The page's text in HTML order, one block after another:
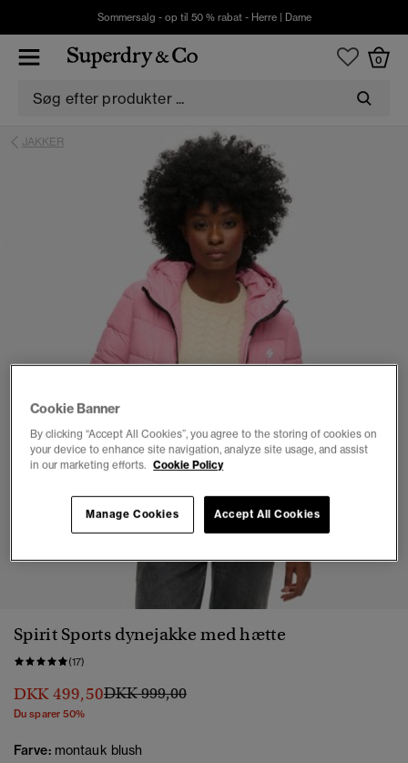
Sommersalg - op til 50 % rabat - Herre| Dame
0
JAKKER
1 2 3 4 5 6 7
Spirit Sports dynejakke med hætte
(17)
DKK 499,50Pris nedsat fra
DKK 999,00til
Du sparer 50%
Farve: montauk blush
Cookie Banner
By clicking “Accept All Cookies”, you agree to the storing of cookies on
your device to enhance site navigation, analyze site usage, and assist
in our marketing efforts. Cookie Policy
Accept All Cookies
Manage Cookies